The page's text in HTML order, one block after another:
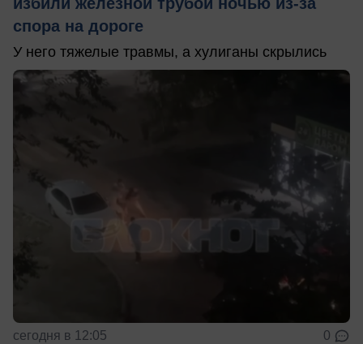
спора на дороге
У него тяжелые травмы, а хулиганы скрылись
сегодня в 12:05 0